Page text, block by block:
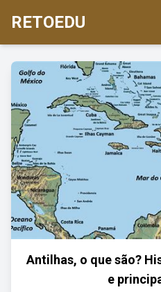
RETOEDU
Antilhas, o que são?
e